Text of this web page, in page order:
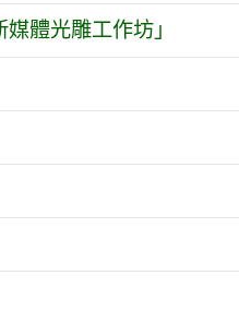
體光雕工作坊」